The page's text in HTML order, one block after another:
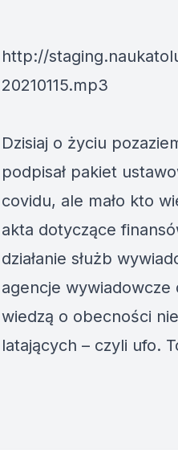
http://
20210115.mp3
Dzisiaj o życiu
podpisał pakiet
covidu, ale mało kto
akta dotyczące
działanie służb
agencje wywiadowcze
wiedzą o obecności
latających – czyli ufo.